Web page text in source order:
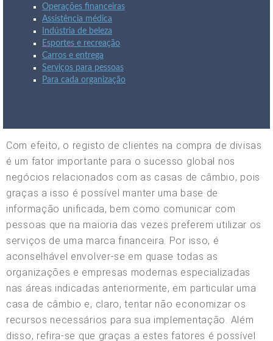
Operações financeiras
Assistência médica
Indústria de beleza
Esportes e recreação
Carros e entrega
Serviços para pessoas
Para cada organização
Com efeito, o registo de clientes na compra de divisas
é um fator importante para o sucesso global nos
negócios relacionados com as casas de câmbio, pois
graças a isso é possível manter uma base de
informação unificada, bem como comunicar com
pessoas que na maioria das vezes preferem utilizar os
serviços de uma marca financeira. Por isso, é
aconselhável envolver-se em quase todas as
organizações e empresas modernas especializadas
nas áreas indicadas anteriormente, em particular uma
casa de câmbio e, claro, tentar não economizar os
recursos necessários para sua implementação. Além
disso, refira-se que graças a estes fatores é possível